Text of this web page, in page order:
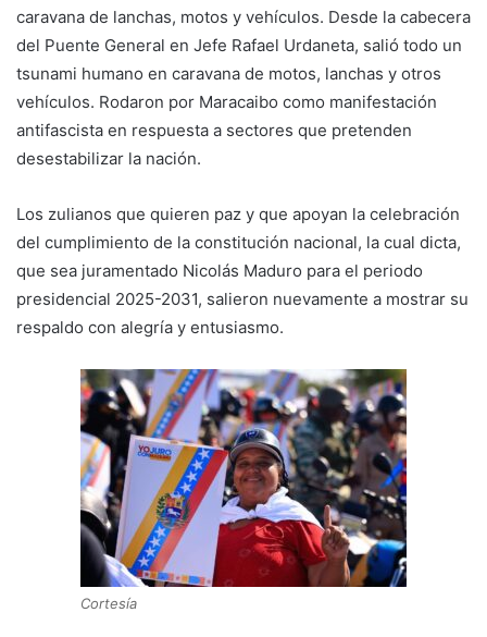
caravana de lanchas, motos y vehículos. Desde la cabecera
del Puente General en Jefe Rafael Urdaneta, salió todo un
tsunami humano en caravana de motos, lanchas y otros
vehículos. Rodaron por Maracaibo como manifestación
antifascista en respuesta a sectores que pretenden
desestabilizar la nación.
Los zulianos que quieren paz y que apoyan la celebración
del cumplimiento de la constitución nacional, la cual dicta,
que sea juramentado Nicolás Maduro para el periodo
presidencial 2025-2031, salieron nuevamente a mostrar su
respaldo con alegría y entusiasmo.
Cortesía